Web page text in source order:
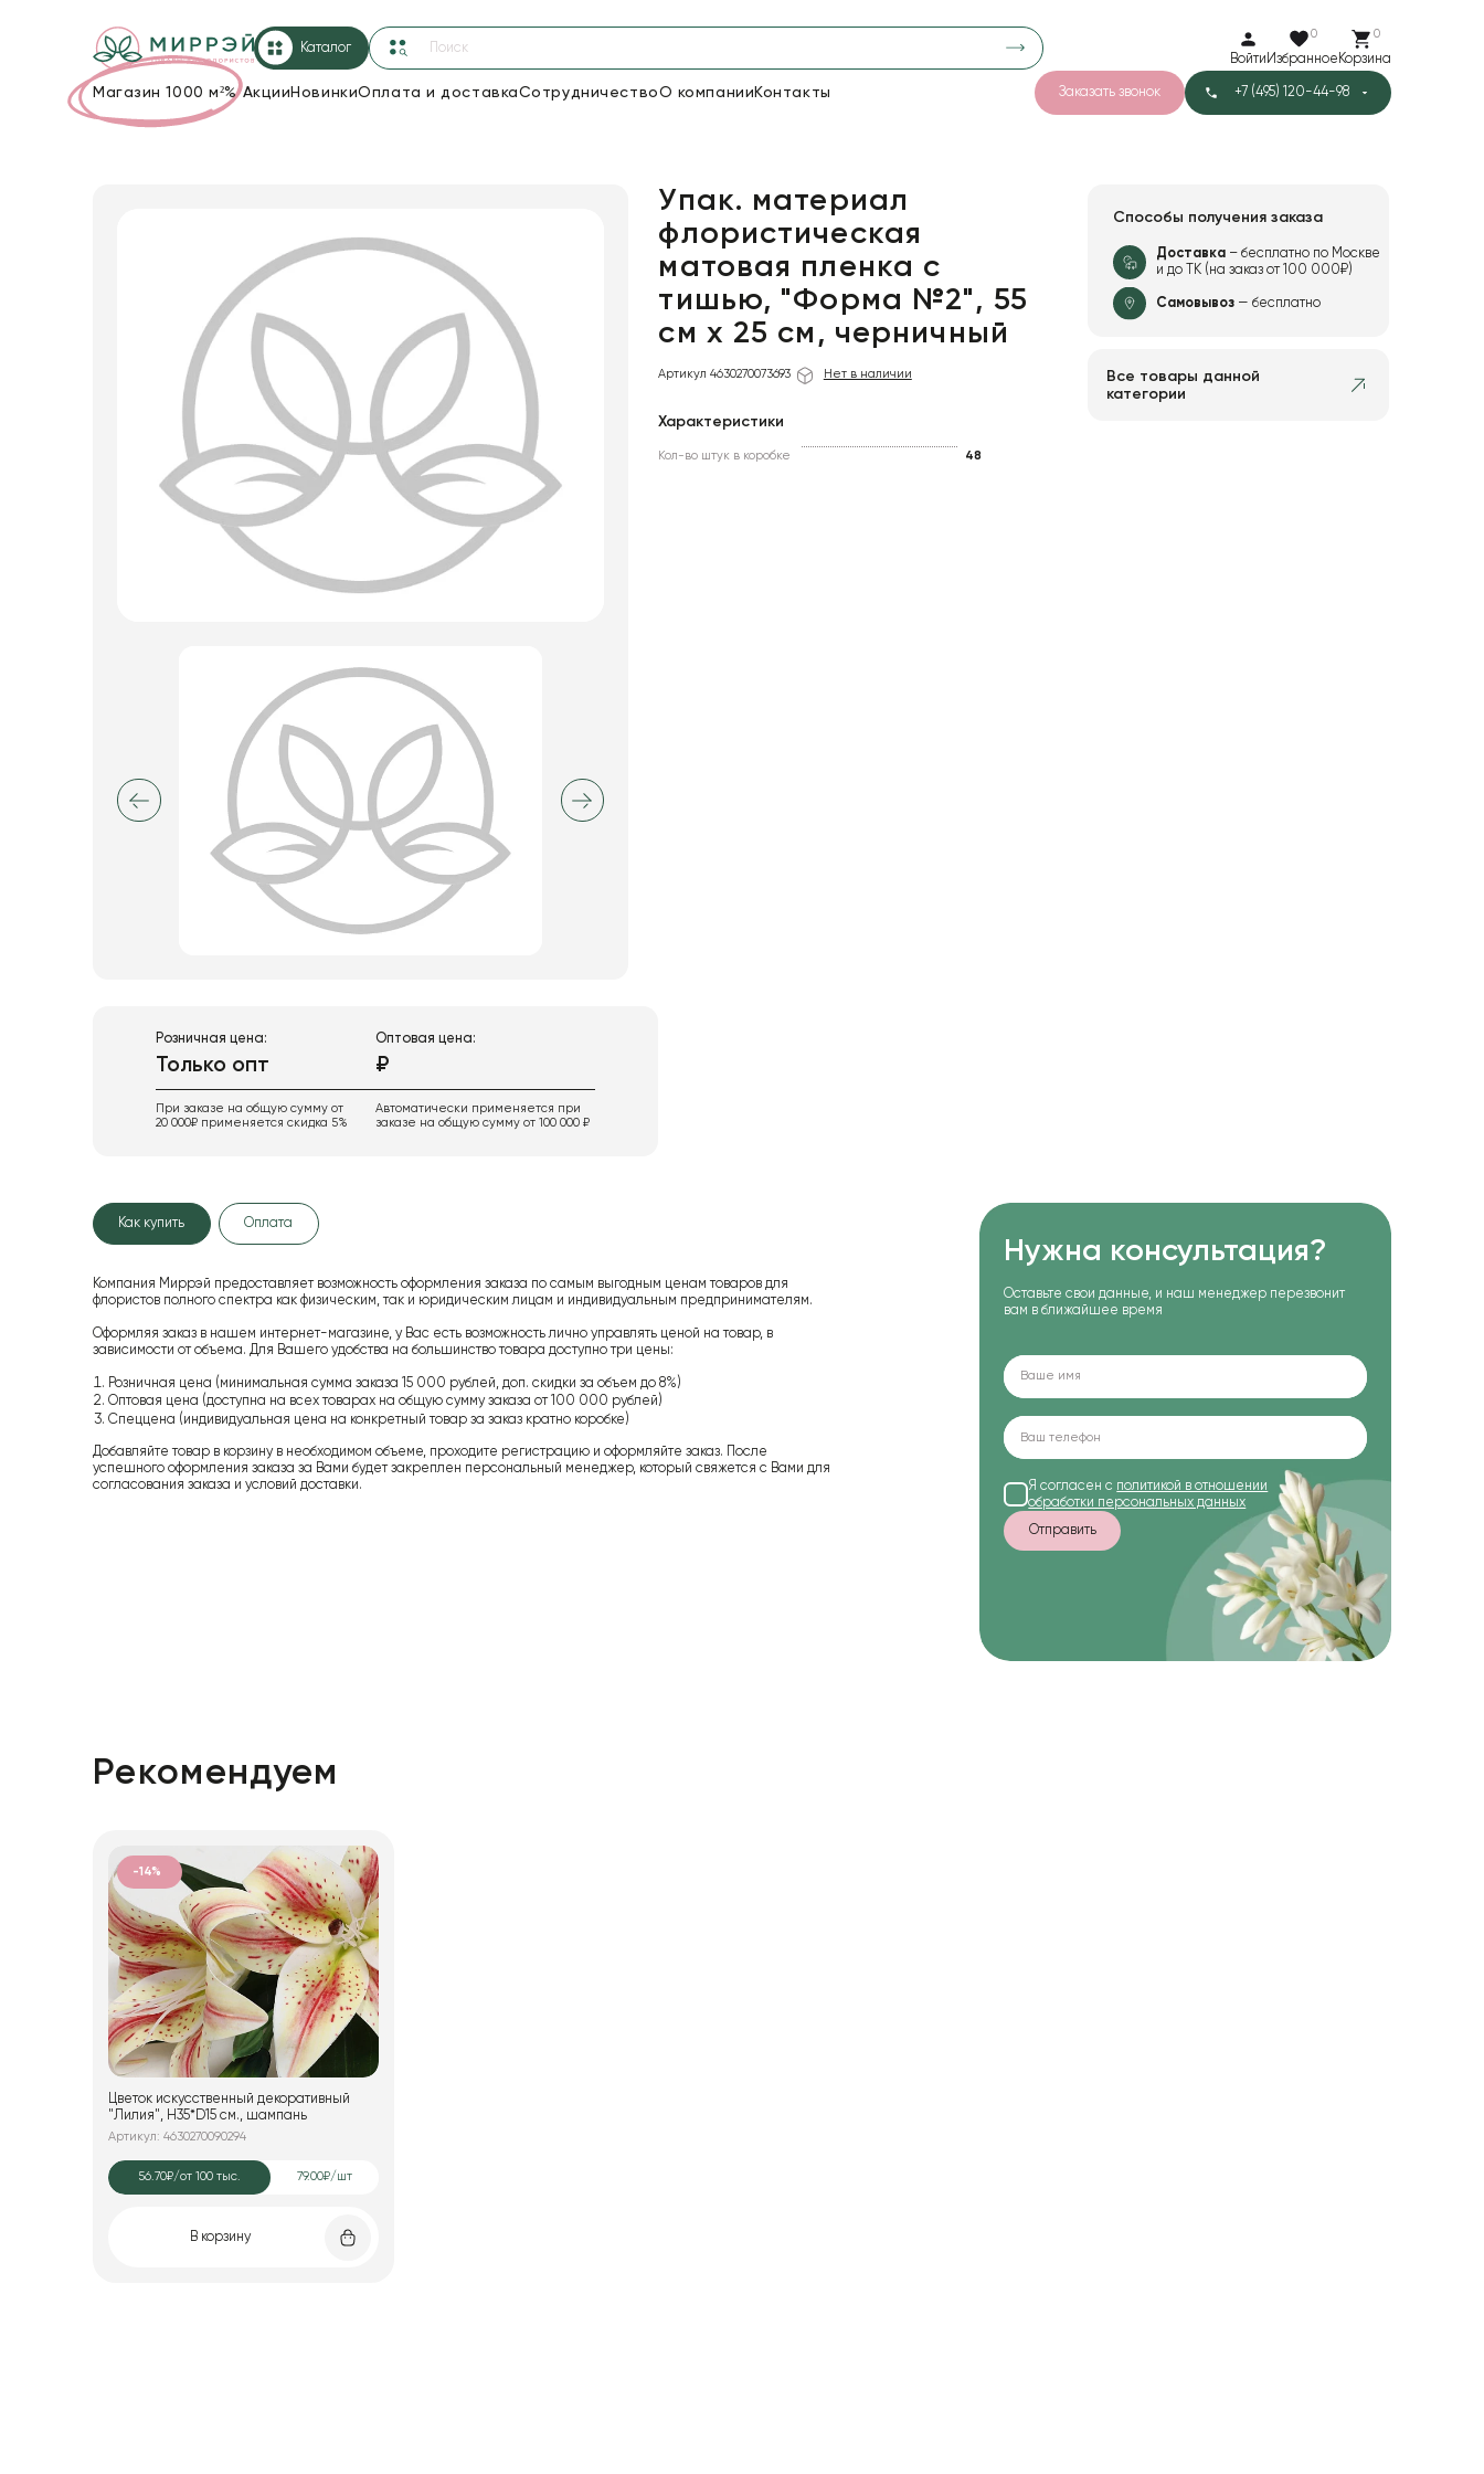
Каталог
Войти
0
Избранное
0
Корзина
Магазин 1000 м²%Акции НовинкиОплата и доставкаСотрудничествоО компании Контакты Заказать звонок +7 (495) 120-44-98
48
прозрачная
Сетка Бархат1
Декор для дома
Пакеты для цветов и подарков
Искусственные цветы и растения
Декоративные вазы, кашпо
Изделия из металла
Сухоцветы
Упак. материал
флористическая
матовая пленка с
тишью, "Форма №2", 55
см х 25 см, черничный
Артикул 4630270073693 Нет в наличии
Характеристики
Кол-во штук в коробке 48
Розничная цена:
Только опт
При заказе на общую сумму от
20 000₽ применяется скидка 5%
Оптовая цена:
₽
Автоматически применяется при
заказе на общую сумму от 100 000 ₽
Способы получения заказа
Доставка– бесплатно по Москве
и до ТК (на заказ от 100 000₽)
Самовывоз— бесплатно
Все товары данной
категории
Как купить Оплата
Компания Миррэй предоставляет возможность оформления заказа по самым выгодным ценам товаров для
флористов полного спектра как физическим, так и юридическим лицам и индивидуальным предпринимателям.
Оформляя заказ в нашем интернет-магазине, у Вас есть возможность лично управлять ценой на товар, в
зависимости от объема. Для Вашего удобства на большинство товара доступно три цены:
Розничная цена (минимальная сумма заказа 15 000 рублей, доп. скидки за объем до 8%)
Оптовая цена (доступна на всех товарах на общую сумму заказа от 100 000 рублей)
Спеццена (индивидуальная цена на конкретный товар за заказ кратно коробке)
Добавляйте товар в корзину в необходимом объеме, проходите регистрацию и оформляйте заказ. После
успешного оформления заказа за Вами будет закреплен персональный менеджер, который свяжется с Вами для
согласования заказа и условий доставки.
Нужна консультация?
Оставьте свои данные, и наш менеджер перезвонит
вам в ближайшее время
Я согласен с политикой в отношении
обработки персональных данных
Отправить
Рекомендуем
-14%
Цветок искусственный декоративный
"Лилия", H35*D15 см., шампань
Артикул: 4630270090294
56.70₽/от 100 тыс. 79.00₽/шт
В корзину